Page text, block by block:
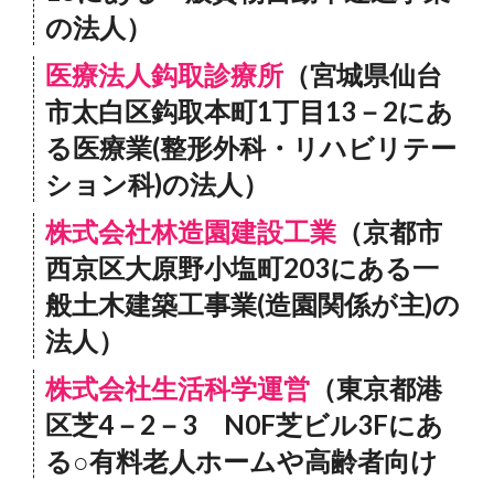
の法人）
医療法人鈎取診療所 （宮城県仙台
市太白区鈎取本町1丁目13－2にあ
る医療業(整形外科・リハビリテー
ション科)の法人）
株式会社林造園建設工業 （京都市
西京区大原野小塩町203にある一
般土木建築工事業(造園関係が主)の
法人）
株式会社生活科学運営 （東京都港
区芝4－2－3 N0F芝ビル3Fにあ
る○有料老人ホームや高齢者向け